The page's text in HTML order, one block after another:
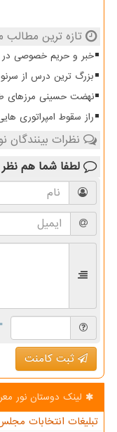
تازه ترین مطالب
خبر و حریم خصوصی در
بزرگ ترین درس از
نهضت حسینی مرزهای
راز سقوط امپراتوری
نظرات بینندگان
لطفا شما هم
=
ثبت کامنت
لینک دوستان نور
تبلیغات انتخابات